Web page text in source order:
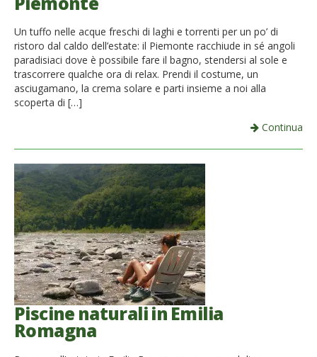
Un tuffo nelle acque freschi di laghi e torrenti per un po’ di
ristoro dal caldo dell’estate: il Piemonte racchiude in sé angoli
paradisiaci dove è possibile fare il bagno, stendersi al sole e
trascorrere qualche ora di relax. Prendi il costume, un
asciugamano, la crema solare e parti insieme a noi alla
scoperta di […]
Continua
Piscine naturali in Emilia
Romagna